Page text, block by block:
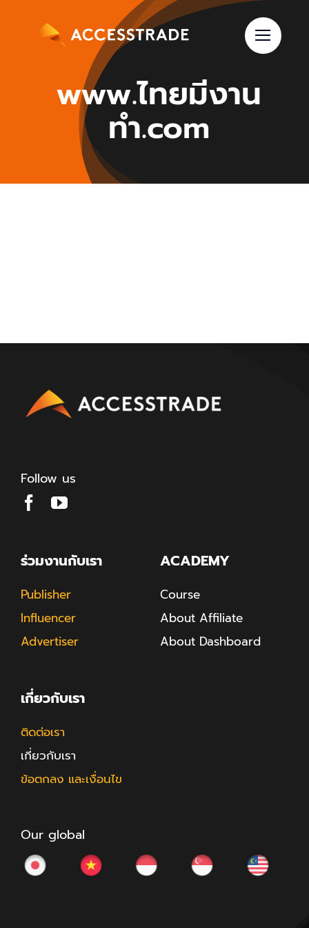
www.ไทยมีงาน
ทำ.com
Follow us
ร่วมงานกับเรา
Publisher
Influencer
Advertiser
ACADEMY
Course
About Affiliate
About Dashboard
เกี่ยวกับเรา
ติดต่อเรา
เกี่ยวกับเรา
ข้อตกลง และเงื่อนไข
Our global